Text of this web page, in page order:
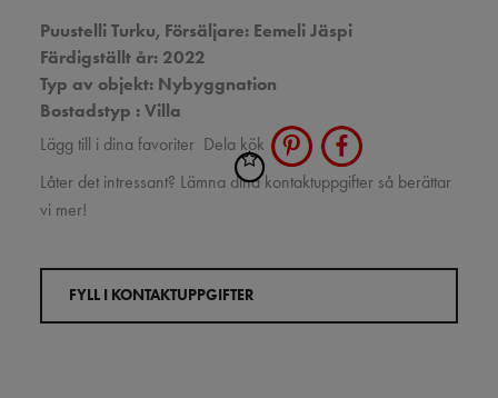
Puustelli Turku, Försäljare: Eemeli Jäspi
Färdigställt år: 2022
Typ av objekt: Nybyggnation
Bostadstyp : Villa
Lägg till i dina favoriter Dela kök
Låter det intressant? Lämna dina kontaktuppgifter så berättar
vi mer!
FYLL I KONTAKTUPPGIFTER